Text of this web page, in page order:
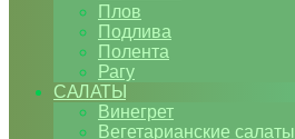
Плов
Подлива
Полента
Рагу
САЛАТЫ
Винегрет
Вегетарианские салаты